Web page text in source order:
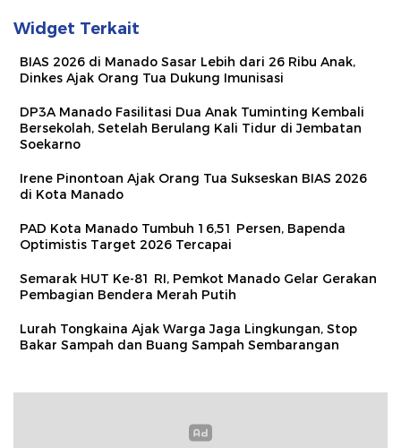
Widget Terkait
BIAS 2026 di Manado Sasar Lebih dari 26 Ribu Anak,
Dinkes Ajak Orang Tua Dukung Imunisasi
DP3A Manado Fasilitasi Dua Anak Tuminting Kembali
Bersekolah, Setelah Berulang Kali Tidur di Jembatan
Soekarno
Irene Pinontoan Ajak Orang Tua Sukseskan BIAS 2026
di Kota Manado
PAD Kota Manado Tumbuh 16,51 Persen, Bapenda
Optimistis Target 2026 Tercapai
Semarak HUT Ke-81 RI, Pemkot Manado Gelar Gerakan
Pembagian Bendera Merah Putih
Lurah Tongkaina Ajak Warga Jaga Lingkungan, Stop
Bakar Sampah dan Buang Sampah Sembarangan